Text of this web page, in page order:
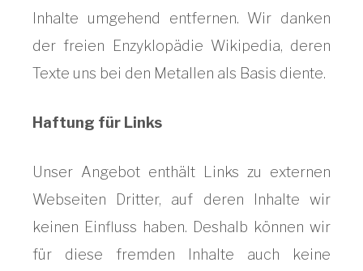
Inhalte umgehend entfernen. Wir danken
der freien Enzyklopädie Wikipedia, deren
Texte uns bei den Metallen als Basis diente.
Haftung für Links
Unser Angebot enthält Links zu externen
Webseiten Dritter, auf deren Inhalte wir
keinen Einfluss haben. Deshalb können wir
für diese fremden Inhalte auch keine